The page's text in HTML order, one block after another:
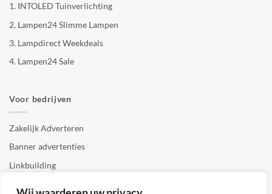
1. INTOLED Tuinverlichting
2. Lampen24 Slimme Lampen
3. Lampdirect Weekdeals
4. Lampen24 Sale
Voor bedrijven
Zakelijk Adverteren
Banner advertenties
Linkbuilding